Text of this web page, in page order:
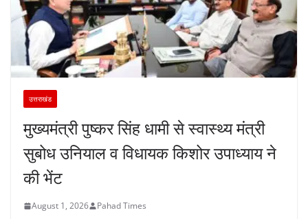
उत्तराखंड
मुख्यमंत्री पुष्कर सिंह धामी से स्वास्थ्य मंत्री
सुबोध उनियाल व विधायक किशोर उपाध्याय ने
की भेंट
August 1, 2026 Pahad Times